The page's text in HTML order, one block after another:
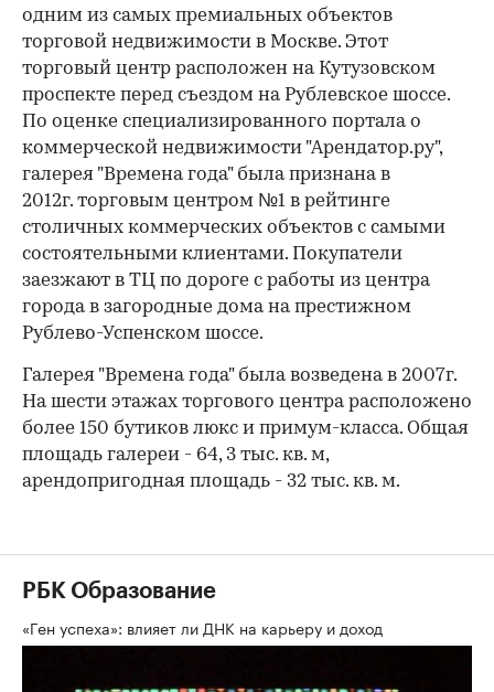
одним из самых премиальных объектов
торговой недвижимости в Москве. Этот
торговый центр расположен на Кутузовском
проспекте перед съездом на Рублевское шоссе.
По оценке специализированного портала о
коммерческой недвижимости "Арендатор.ру",
галерея "Времена года" была признана в
2012г. торговым центром №1 в рейтинге
столичных коммерческих объектов с самыми
состоятельными клиентами. Покупатели
заезжают в ТЦ по дороге с работы из центра
города в загородные дома на престижном
Рублево-Успенском шоссе.
Галерея "Времена года" была возведена в 2007г.
На шести этажах торгового центра расположено
более 150 бутиков люкс и примум-класса. Общая
площадь галереи - 64, 3 тыс. кв. м,
арендопригодная площадь - 32 тыс. кв. м.
РБК Образование
«Ген успеха»: влияет ли ДНК на карьеру и доход